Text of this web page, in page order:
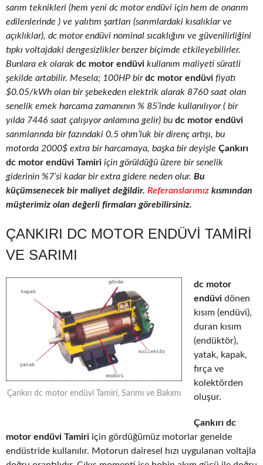
sarım teknikleri (hem yeni dc motor endüvi için hem de onarım
edilenlerinde ) ve yalıtım şartları (sarımlardaki kısalıklar ve
açıklıklar), dc motor endüvi nominal sıcaklığını ve güvenilirliğini
tıpkı voltajdaki dengesizlikler benzer biçimde etkileyebilirler.
Bunlara ek olarak dc motor endüvi kullanım maliyeti süratli
şekilde artabilir. Mesela; 100HP birdc motor endüvi fiyatı
$0.05/kWh olan bir şebekeden elektrik alarak 8760 saat olan
senelik emek harcama zamanının % 85’inde kullanılıyor ( bir
yılda 7446 saat çalışıyor anlamına gelir) bu dc motor endüvi
sarımlarında bir fazındaki 0.5 ohm’luk bir direnç artışı, bu
motorda 2000$ extra bir harcamaya, başka bir deyişle Çankırı
dc motor endüvi Tamiri için görüldüğü üzere bir senelik
giderinin %7’si kadar bir extra gidere neden olur. Bu
küçümsenecek bir maliyet değildir. Referanslarımız kısmından
müşterimiz olan değerli firmaları görebilirsiniz.
ÇANKIRI DC MOTOR ENDÜVI TAMIRI
VE SARIMI
Çankırı dc motor endüvi Tamiri, Sarımı ve Bakımı
dc motor
endüvi dönen
kısım (endüvi),
duran kısım
(endüktör),
yatak, kapak,
fırça ve
kolektörden
oluşur.
Çankırı dc
motor endüvi Tamiri için gördüğümüz motorlar genelde
endüstride kullanılır. Motorun dairesel hızı uygulanan voltajla